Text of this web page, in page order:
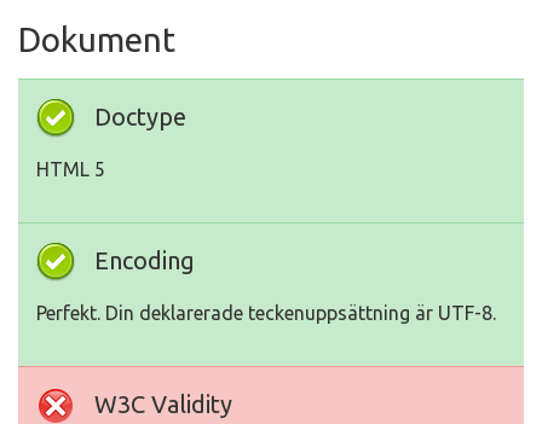
Dokument
Doctype
HTML 5
Encoding
Perfekt. Din deklarerade teckenuppsättning är UTF-8.
W3C Validity